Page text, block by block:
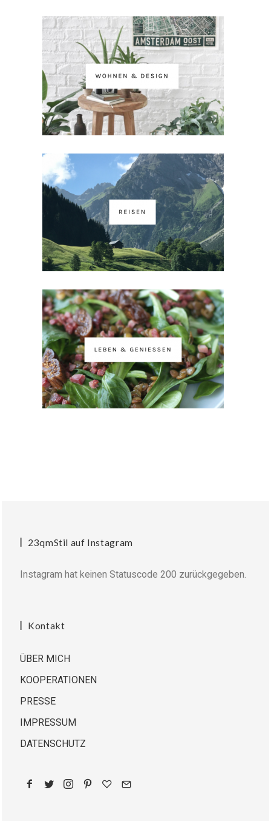
23qmStil auf Instagram
Instagram hat keinen Statuscode 200 zurückgegeben.
Kontakt
ÜBER MICH
KOOPERATIONEN
PRESSE
IMPRESSUM
DATENSCHUTZ